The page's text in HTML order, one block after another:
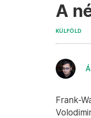
A
KÜLFÖLD
Frank-